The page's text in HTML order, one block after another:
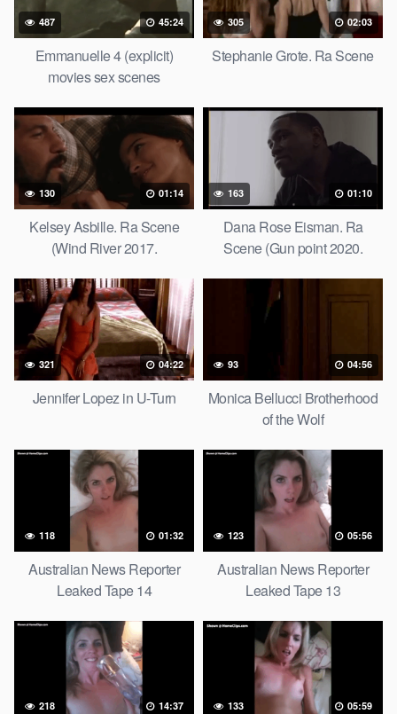
487 45:24
Emmanuelle 4 (explicit)
movies sex scenes
305 02:03
Stephanie Grote. Ra Scene
130 01:14
Kelsey Asbille. Ra Scene
(Wind River 2017.
163 01:10
Dana Rose Eisman. Ra
Scene (Gun point 2020.
321 04:22
Jennifer Lopez in U-Turn
93 04:56
Monica Bellucci Brotherhood
of the Wolf
118 01:32
Australian News Reporter
Leaked Tape 14
123 05:56
Australian News Reporter
Leaked Tape 13
218 14:37 133 05:59